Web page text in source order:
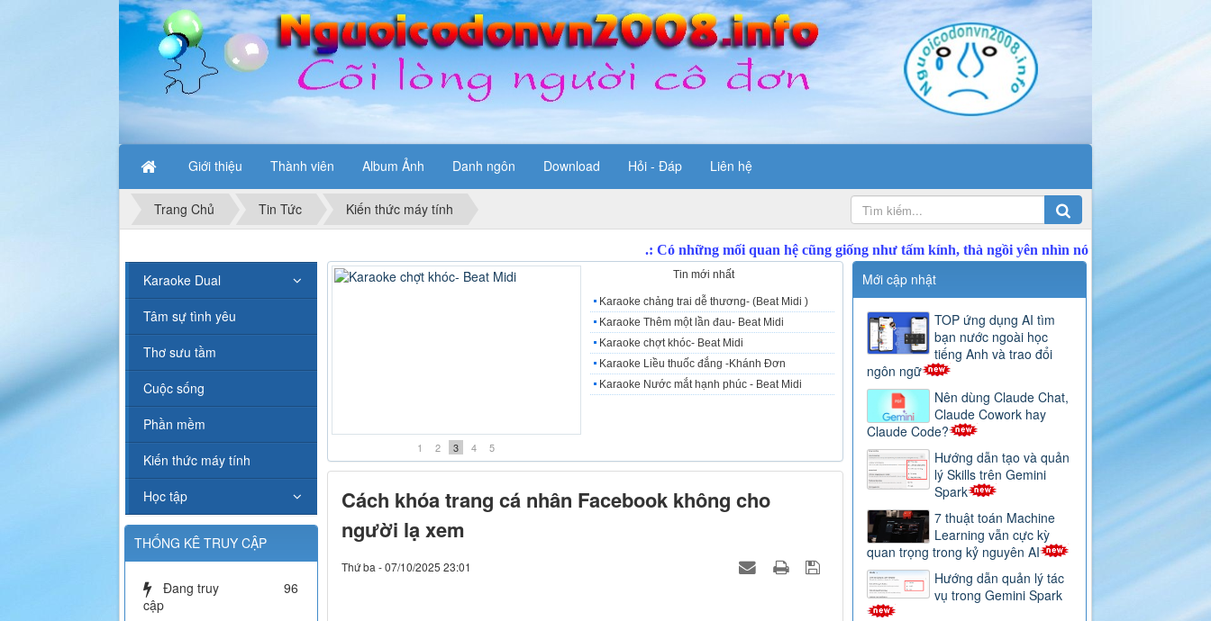
Giới thiệu Thành viên Album Ảnh Danh ngôn Download Hỏi - Đáp Liên hệ
Trang Chủ Tin Tức Kiến thức máy tính
1 2 3 4 5
Tin mới nhất
Karaoke chảng trai dễ thương- (Beat Midi )
Karaoke Thêm một lần đau- Beat Midi
Karaoke chợt khóc- Beat Midi
Karaoke Liều thuốc đắng -Khánh Đơn
Karaoke Nước mắt hạnh phúc - Beat Midi
Cách khóa trang cá nhân Facebook không cho
người lạ xem
Thứ ba - 07/10/2025 23:01
Mới cập nhật
TOP ứng dụng AI tìm
bạn nước ngoài học
tiếng Anh và trao đổi
ngôn ngữ
Nên dùng Claude Chat,
Claude Cowork hay
Claude Code?
Hướng dẫn tạo và quản
lý Skills trên Gemini
Spark
7 thuật toán Machine
Learning vẫn cực kỳ
quan trọng trong kỷ nguyên AI
Hướng dẫn quản lý tác
vụ trong Gemini Spark
Karaoke Dual
Tâm sự tình yêu
Thơ sưu tầm
Cuộc sống
Phần mềm
Kiến thức máy tính
Học tập
THỐNG KÊ TRUY CẬP
Đang truy
cập
96